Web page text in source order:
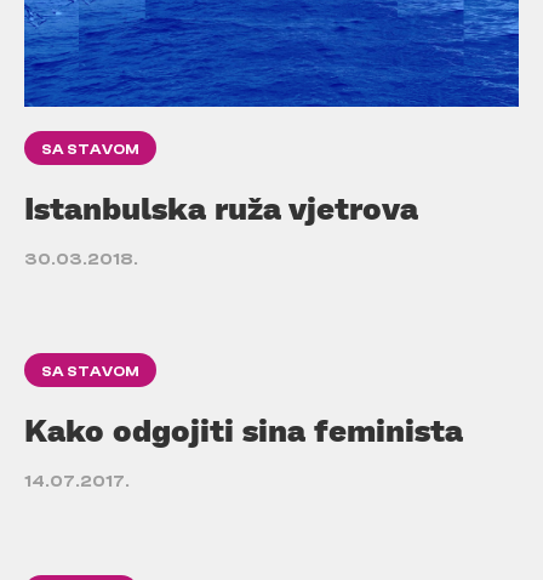
SA STAVOM
Istanbulska ruža vjetrova
30.03.2018.
SA STAVOM
Kako odgojiti sina feminista
14.07.2017.